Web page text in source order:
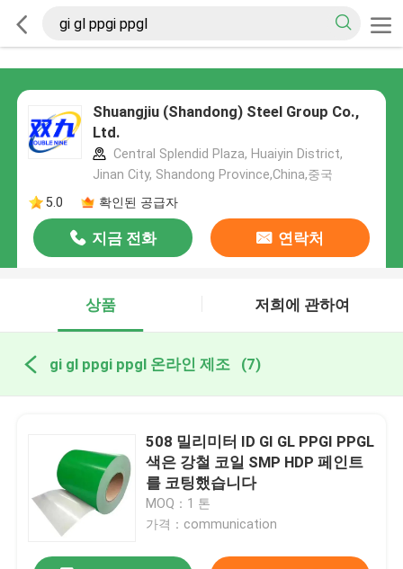
Shuangjiu (Shandong) Steel Group Co.,
Ltd.
Central Splendid Plaza, Huaiyin District,
Jinan City, Shandong Province,China,중국
5.0
확인된 공급자
지금 전화 연락처
상품 저희에 관하여
gi gl ppgi ppgl 온라인 제조 (7)
508 밀리미터 ID GI GL PPGI PPGL
색은 강철 코일 SMP HDP 페인트
를 코팅했습니다
MOQ：1 톤
가격：communication